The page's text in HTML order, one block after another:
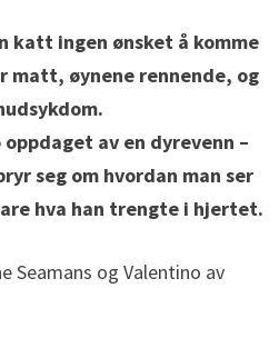
katt ingen ønsket å komme
matt, øynene rennende, og
av en dyrevenn –
seg om hvordan man ser
hva han trengte i hjertet.
Seamans og Valentino av